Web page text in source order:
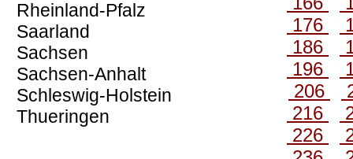
Rheinland-Pfalz
Saarland
Sachsen
Sachsen-Anhalt
Schleswig-Holstein
Thueringen
176
186
196
206
216
226